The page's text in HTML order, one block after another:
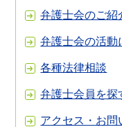
弁護士会のご紹
弁護士会の活動
各種法律相談
弁護士会員を探
アクセス・お問